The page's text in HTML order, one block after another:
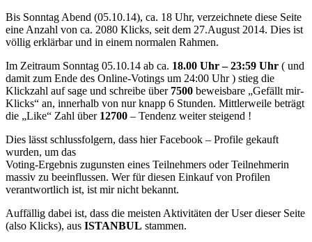
Bis Sonntag Abend (05.10.14), ca. 18 Uhr, verzeichnete diese Seite
eine Anzahl von ca. 2080 Klicks, seit dem 27.August 2014. Dies ist
völlig erklärbar und in einem normalen Rahmen.
Im Zeitraum Sonntag 05.10.14 ab ca. 18.00 Uhr – 23:59 Uhr ( und
damit zum Ende des Online-Votings um 24:00 Uhr ) stieg die
Klickzahl auf sage und schreibe über 7500 beweisbare „Gefällt mir-
Klicks“ an, innerhalb von nur knapp 6 Stunden. Mittlerweile beträgt
die „Like“ Zahl über 12700 – Tendenz weiter steigend !
Dies lässt schlussfolgern, dass hier Facebook – Profile gekauft
wurden, um das
Voting-Ergebnis zugunsten eines Teilnehmers oder Teilnehmerin
massiv zu beeinflussen. Wer für diesen Einkauf von Profilen
verantwortlich ist, ist mir nicht bekannt.
Auffällig dabei ist, dass die meisten Aktivitäten der User dieser Seite
(also Klicks), aus ISTANBUL stammen.